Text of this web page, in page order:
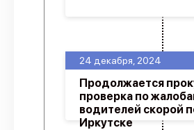
24 декабря, 2024
Продолжается
проверка по
водителей скорой
Иркутске